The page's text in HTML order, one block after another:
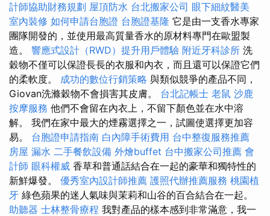
計師協助財務規劃 屋頂防水 台北搬家公司 眼下細紋醫美
室內裝修 如何申請台胞證 台胞證基隆 它是由一支香水專家
團隊開發的，並使用最高質量香水的原材料專門在歐盟製
造。 響應式設計（RWD）提升用戶體驗 附近牙科診所 洗
穀物不僅可以保證長長的衣服和內衣，而且還可以保證它們
的柔軟度。 成功的數位行銷策略 與類似競爭的產品不同，
Giovan洗滌穀物不會損害其皮膚。 台北記帳士 老鼠 沙鹿
按摩服務 他們不會留在內衣上，不留下顏色並在水中溶
解。 我們在家中最大的煙霧選擇之一，試圖使選擇更加容
易。 台胞證申請指南 白內障手術費用 台中整復服務推薦
房屋 漏水 二手餐飲設備 外燴buffet 台中搬家公司推薦 會
計師 眼科權威 香草和普通話結合在一起的豪華和獨特性的
新鮮爆發。 優秀室內設計師推薦 護照代辦推薦服務 桃園植
牙 綠色蘋果的迷人氣味與茉莉和山谷的百合結合在一起。
助聽器 士林整骨療程 我對產品的樣本感到非常滿意，我一